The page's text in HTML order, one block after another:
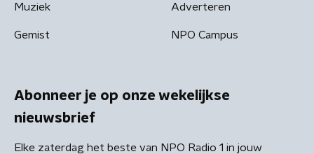
Muziek
Gemist
Adverteren
NPO Campus
Abonneer je op onze wekelijkse
nieuwsbrief
Elke zaterdag het beste van NPO Radio 1 in jouw